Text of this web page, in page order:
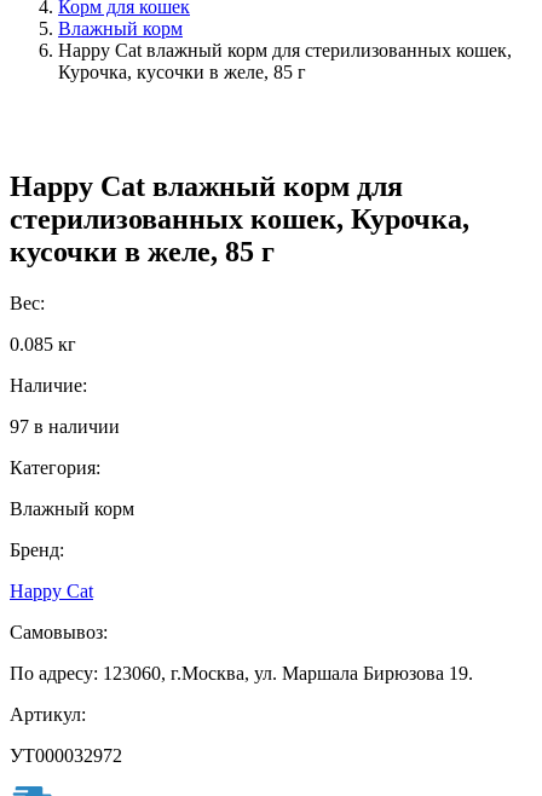
Корм для кошек
Влажный корм
Happy Cat влажный корм для стерилизованных кошек,
Курочка, кусочки в желе, 85 г
Happy Cat влажный корм для
стерилизованных кошек, Курочка,
кусочки в желе, 85 г
Вес:
0.085 кг
Наличие:
97 в наличии
Категория:
Влажный корм
Бренд:
Happy Cat
Самовывоз:
По адресу: 123060, г.Москва, ул. Маршала Бирюзова 19.
Артикул:
УТ000032972